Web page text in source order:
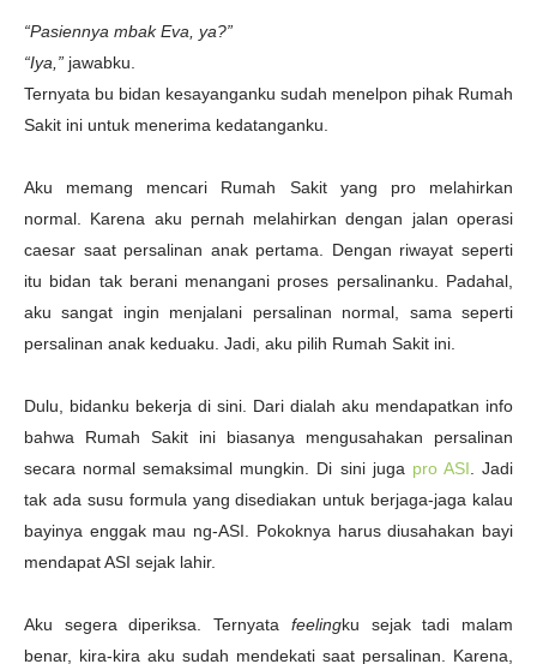
“Pasiennya mbak Eva, ya?”
“Iya,” jawabku.
Ternyata bu bidan kesayanganku sudah menelpon pihak Rumah
Sakit ini untuk menerima kedatanganku.
Aku memang mencari Rumah Sakit yang pro melahirkan
normal. Karena aku pernah melahirkan dengan jalan operasi
caesar saat persalinan anak pertama. Dengan riwayat seperti
itu bidan tak berani menangani proses persalinanku. Padahal,
aku sangat ingin menjalani persalinan normal, sama seperti
persalinan anak keduaku. Jadi, aku pilih Rumah Sakit ini.
Dulu, bidanku bekerja di sini. Dari dialah aku mendapatkan info
bahwa Rumah Sakit ini biasanya mengusahakan persalinan
secara normal semaksimal mungkin. Di sini juga pro ASI . Jadi
tak ada susu formula yang disediakan untuk berjaga-jaga kalau
bayinya enggak mau ng-ASI. Pokoknya harus diusahakan bayi
mendapat ASI sejak lahir.
Aku segera diperiksa. Ternyata feelingku sejak tadi malam
benar, kira-kira aku sudah mendekati saat persalinan. Karena,